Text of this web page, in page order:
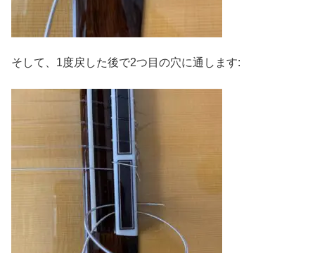
そして、1度戻した後で2つ目の穴に通します: